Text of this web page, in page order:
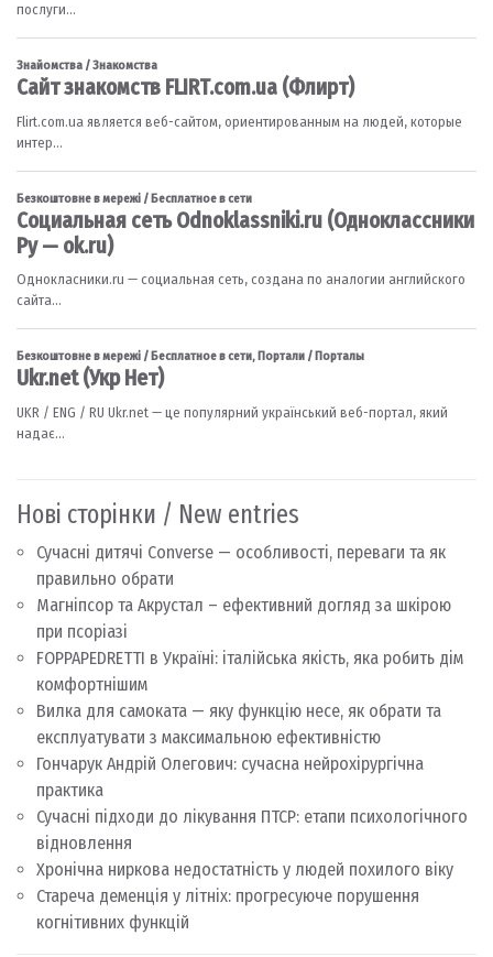
Нові сторінки / New entries
Сучасні дитячі Converse — особливості, переваги та як
правильно обрати
Магніпсор та Акрустал – ефективний догляд за шкірою
при псоріазі
FOPPAPEDRETTI в Україні: італійська якість, яка робить дім
комфортнішим
Вилка для самоката — яку функцію несе, як обрати та
експлуатувати з максимальною ефективністю
Гончарук Андрій Олегович: сучасна нейрохірургічна
практика
Сучасні підходи до лікування ПТСР: етапи психологічного
відновлення
Хронічна ниркова недостатність у людей похилого віку
Стареча деменція у літніх: прогресуюче порушення
когнітивних функцій